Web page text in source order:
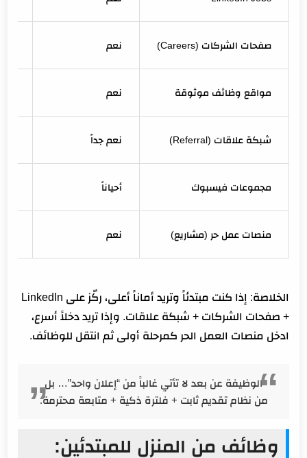
صفحات الشركات (Careers) نعم
مواقع وظائف موثوقة نعم
شبكة علاقات (Referral) نعم جداً
مجموعات فيسبوك أحياناً
منصات عمل حر (مشاريع) نعم
الخلاصة: إذا كنت مبتدئاً وتريد أماناً أعلى، ركّز على LinkedIn
+ صفحات الشركات + شبكة علاقات. وإذا تريد دخلاً أسرع،
ادخل منصات العمل الحر كمرحلة أولى ثم انتقل للوظائف.
الوظيفة عن بعد لا تأتي غالباً من “إعلان واحد”… بل
من نظام تقديم ثابت + فلترة ذكية + متابعة محترمة.
وظائف من المنزل للمبتدئين: